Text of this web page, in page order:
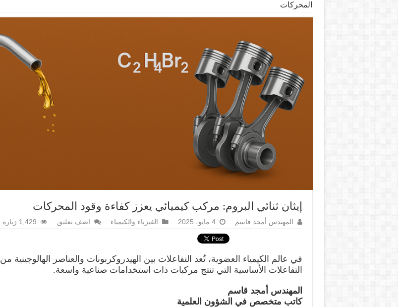
المحركات
إيثان ثنائي البروم: مركب كيميائي يعزز كفاءة وقود المحركات
المهندس أمجد قاسم 4 مايو، 2025 الفيزياء والكيمياء اضف تعليق 1,429 زيارة
في عالم الكيمياء العضوية، تُعد التفاعلات بين الهيدروكربونات والعناصر الهالوجينية من
التفاعلات الأساسية التي تنتج مركبات ذات استخدامات صناعية واسعة.
المهندس أمجد قاسم
كاتب متخصص في الشؤون العلمية